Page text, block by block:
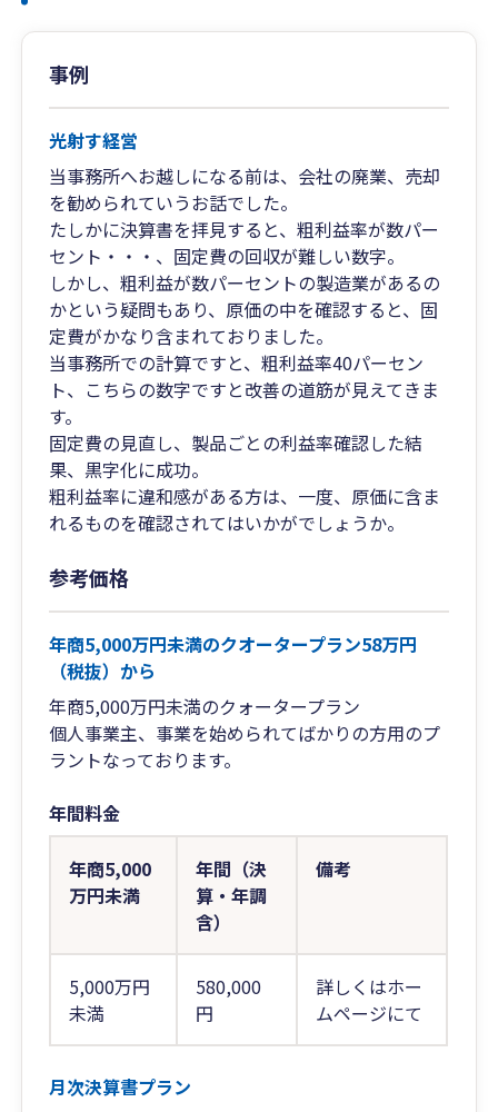
事例
光射す経営
当事務所へお越しになる前は、会社の廃業、売却
を勧められていうお話でした。
たしかに決算書を拝見すると、粗利益率が数パー
セント・・・、固定費の回収が難しい数字。
しかし、粗利益が数パーセントの製造業があるの
かという疑問もあり、原価の中を確認すると、固
定費がかなり含まれておりました。
当事務所での計算ですと、粗利益率40パーセン
ト、こちらの数字ですと改善の道筋が見えてきま
す。
固定費の見直し、製品ごとの利益率確認した結
果、黒字化に成功。
粗利益率に違和感がある方は、一度、原価に含ま
れるものを確認されてはいかがでしょうか。
参考価格
年商5,000万円未満のクオータープラン58万円
（税抜）から
年商5,000万円未満のクォータープラン
個人事業主、事業を始められてばかりの方用のプ
ラントなっております。
年間料金
年商5,000
万円未満
年間（決
算・年調
含）
備考
5,000万円
未満
580,000
円
詳しくはホー
ムページにて
月次決算書プラン